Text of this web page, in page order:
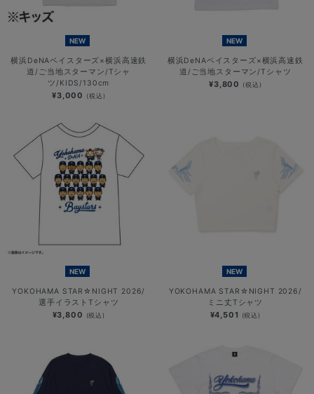
NEW
横浜DeNAベイスターズ×横浜高速鉄
道/ご当地スターマン/Tシャ
ツ/KIDS/130cm
¥3,000 (税込)
NEW
横浜DeNAベイスターズ×横浜高速鉄
道/ご当地スターマン/Tシャツ
¥3,800 (税込)
NEW
YOKOHAMA STAR☆NIGHT 2026/
選手イラストTシャツ
¥3,800 (税込)
NEW
YOKOHAMA STAR☆NIGHT 2026/
ミニ丈Tシャツ
¥4,501 (税込)